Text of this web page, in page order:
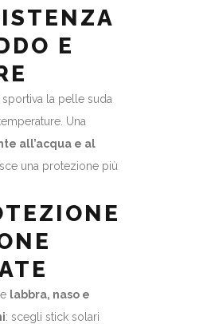
E
sportiva la pelle suda
Una
all’acqua e al
una protezione più
labbra, naso e
: scegli stick solari